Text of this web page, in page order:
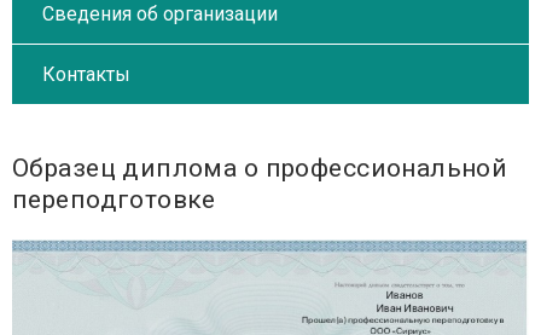
Сведения об организации
Контакты
Образец диплома о профессиональной
переподготовке